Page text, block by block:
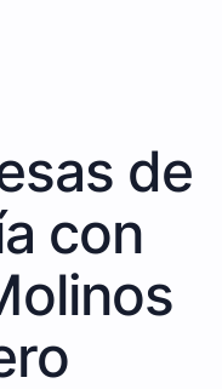
de
con